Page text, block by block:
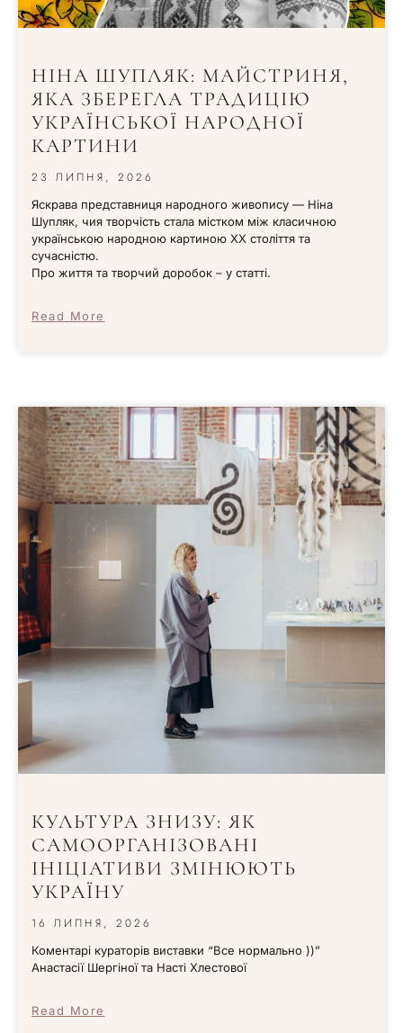
НІНА ШУПЛЯК: МАЙСТРИНЯ,
ЯКА ЗБЕРЕГЛА ТРАДИЦІЮ
УКРАЇНСЬКОЇ НАРОДНОЇ
КАРТИНИ
23 ЛИПНЯ, 2026
Яскрава представниця народного живопису — Ніна
Шупляк, чия творчість стала містком між класичною
українською народною картиною XX століття та
сучасністю.
Про життя та творчий доробок – у статті.
Read More
КУЛЬТУРА ЗНИЗУ: ЯК
САМООРГАНІЗОВАНІ
ІНІЦІАТИВИ ЗМІНЮЮТЬ
УКРАЇНУ
16 ЛИПНЯ, 2026
Коментарі кураторів виставки “Все нормально ))”
Анастасії Шергіної та Насті Хлестової
Read More